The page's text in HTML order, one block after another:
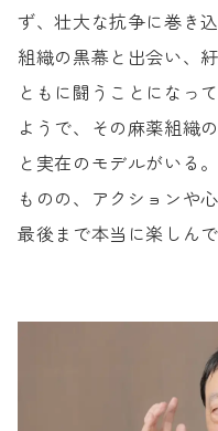
ず、壮大な抗争に巻き
組織の黒幕と出会い、
ともに闘うことになっ
ようで、
その麻薬組織
と実在のモデルがいる。
ものの、
アクションや
最後まで本当に楽しん